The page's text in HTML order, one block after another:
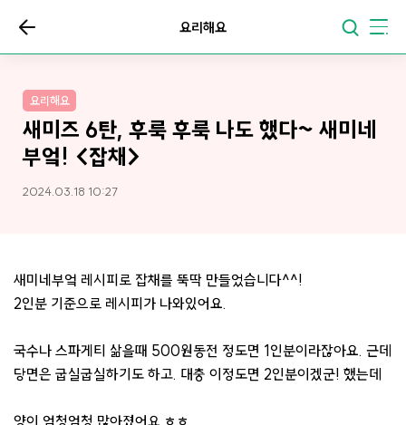
요리해요
요리해요
새미즈 6탄, 후룩 후룩 나도 했다~ 새미네
부엌! <잡채>
2024.03.18 10:27
새미네부엌 레시피로 잡채를 뚝딱 만들었습니다^^!
2인분 기준으로 레시피가 나와있어요.
국수나 스파게티 삶을때 500원동전 정도면 1인분이라잖아요. 근데
당면은 굽실굽실하기도 하고. 대충 이정도면 2인분이겠군! 했는데
양이 엄청엄청 많아졌어요 ㅎㅎ